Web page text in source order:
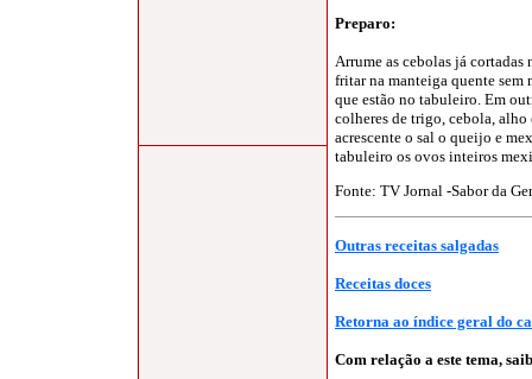
Preparo:
Arrume as cebolas já cortadas
fritar na manteiga quente sem
que estão no tabuleiro. Em
colheres de trigo, cebola, alho
acrescente o sal o queijo e
tabuleiro os ovos inteiros
Fonte: TV Jornal -Sabor da
Outras receitas salgadas
Receitas doces
Retorna ao índice geral do
Com relação a este tema,